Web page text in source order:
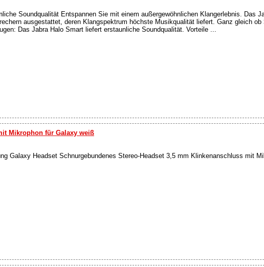
Soundqualität Entspannen Sie mit einem außergewöhnlichen Klangerlebnis. Das
ausgestattet, deren Klangspektrum höchste Musikqualität liefert. Ganz gleich
Das Jabra Halo Smart liefert erstaunliche Soundqualität. Vorteile ...
Mikrophon für Galaxy weiß
Galaxy Headset Schnurgebundenes Stereo-Headset 3,5 mm Klinkenanschluss mit